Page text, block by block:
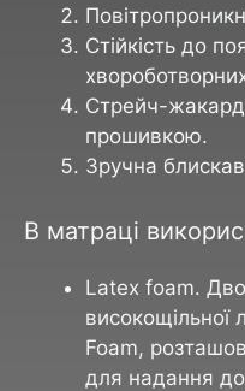
Стійкість до
Стрейч-
прошивкою.
Зручна
В матраці
Latex foam.
високощільної
Foam,
для надання